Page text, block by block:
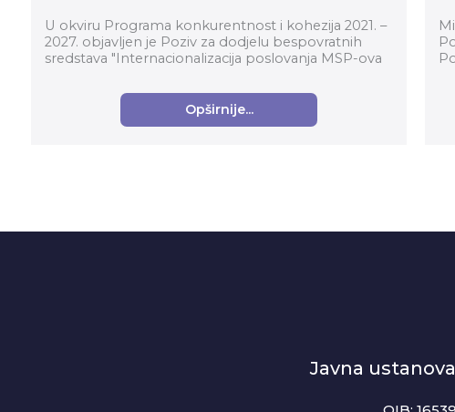
U okviru Programa konkurentnost i kohezija 2021. –
2027. objavljen je Poziv za dodjelu bespovratnih
sredstava "Internacionalizacija poslovanja MSP-ova
Opširnije...
Javna